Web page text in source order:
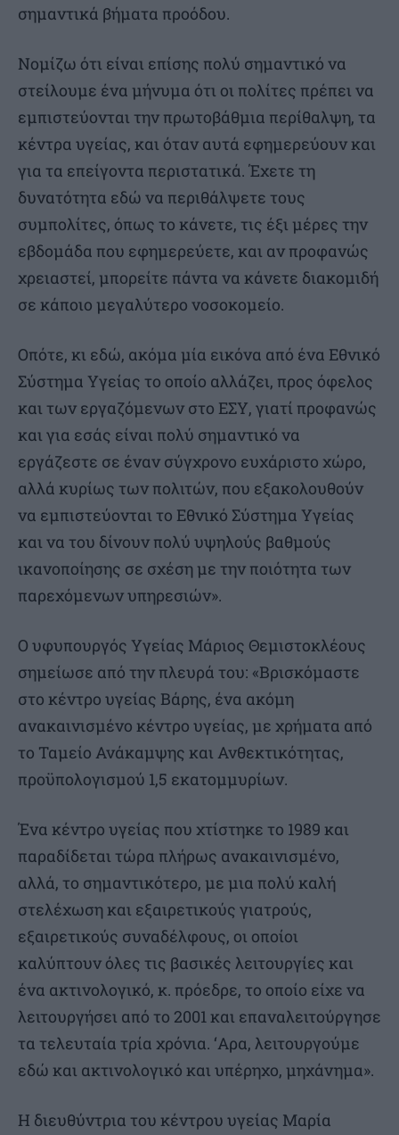
σημαντικά βήματα προόδου.
Νομίζω ότι είναι επίσης πολύ σημαντικό να
στείλουμε ένα μήνυμα ότι οι πολίτες πρέπει να
εμπιστεύονται την πρωτοβάθμια περίθαλψη, τα
κέντρα υγείας, και όταν αυτά εφημερεύουν και
για τα επείγοντα περιστατικά. Έχετε τη
δυνατότητα εδώ να περιθάλψετε τους
συμπολίτες, όπως το κάνετε, τις έξι μέρες την
εβδομάδα που εφημερεύετε, και αν προφανώς
χρειαστεί, μπορείτε πάντα να κάνετε διακομιδή
σε κάποιο μεγαλύτερο νοσοκομείο.
Οπότε, κι εδώ, ακόμα μία εικόνα από ένα Εθνικό
Σύστημα Υγείας το οποίο αλλάζει, προς όφελος
και των εργαζόμενων στο ΕΣΥ, γιατί προφανώς
και για εσάς είναι πολύ σημαντικό να
εργάζεστε σε έναν σύγχρονο ευχάριστο χώρο,
αλλά κυρίως των πολιτών, που εξακολουθούν
να εμπιστεύονται το Εθνικό Σύστημα Υγείας
και να του δίνουν πολύ υψηλούς βαθμούς
ικανοποίησης σε σχέση με την ποιότητα των
παρεχόμενων υπηρεσιών».
Ο υφυπουργός Υγείας Μάριος Θεμιστοκλέους
σημείωσε από την πλευρά του: «Βρισκόμαστε
στο κέντρο υγείας Βάρης, ένα ακόμη
ανακαινισμένο κέντρο υγείας, με χρήματα από
το Ταμείο Ανάκαμψης και Ανθεκτικότητας,
προϋπολογισμού 1,5 εκατομμυρίων.
Ένα κέντρο υγείας που χτίστηκε το 1989 και
παραδίδεται τώρα πλήρως ανακαινισμένο,
αλλά, το σημαντικότερο, με μια πολύ καλή
στελέχωση και εξαιρετικούς γιατρούς,
εξαιρετικούς συναδέλφους, οι οποίοι
καλύπτουν όλες τις βασικές λειτουργίες και
ένα ακτινολογικό, κ. πρόεδρε, το οποίο είχε να
λειτουργήσει από το 2001 και επαναλειτούργησε
τα τελευταία τρία χρόνια. ‘Αρα, λειτουργούμε
εδώ και ακτινολογικό και υπέρηχο, μηχάνημα».
Η διευθύντρια του κέντρου υγείας Μαρία